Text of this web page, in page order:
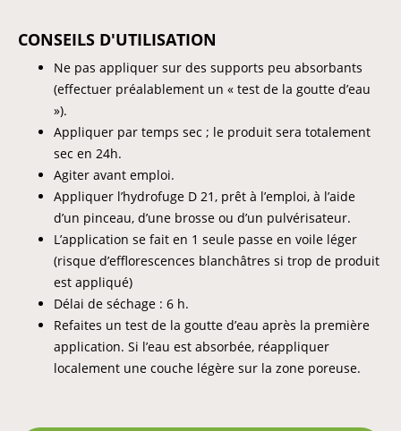
CONSEILS D'UTILISATION
Ne pas appliquer sur des supports peu absorbants
(effectuer préalablement un « test de la goutte d’eau
»).
Appliquer par temps sec ; le produit sera totalement
sec en 24h.
Agiter avant emploi.
Appliquer l’hydrofuge D 21, prêt à l’emploi, à l’aide
d’un pinceau, d’une brosse ou d’un pulvérisateur.
L’application se fait en 1 seule passe en voile léger
(risque d’efflorescences blanchâtres si trop de produit
est appliqué)
Délai de séchage : 6 h.
Refaites un test de la goutte d’eau après la première
application. Si l’eau est absorbée, réappliquer
localement une couche légère sur la zone poreuse.